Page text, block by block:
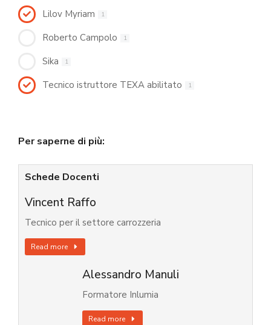
Lilov Myriam 1
Roberto Campolo 1
Sika 1
Tecnico istruttore TEXA abilitato 1
Per saperne di più:
Schede Docenti
Vincent Raffo
Tecnico per il settore carrozzeria
Read more
Alessandro Manuli
Formatore Inlumia
Read more